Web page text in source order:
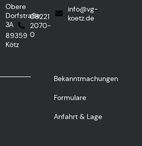
Obere
Dorfstraße
3A
89359
Kötz
08221
2070-
0
info@vg-
koetz.de
Bekanntmachungen
Formulare
Anfahrt & Lage